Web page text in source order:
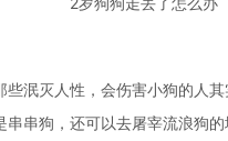
灭人性，会伤害小狗的人其
串狗，还可以去屠宰流浪狗